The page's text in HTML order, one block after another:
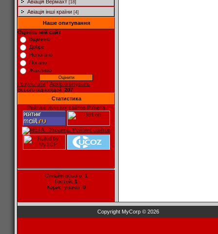
Авіація Вермахт [18]
Авіація інші країни [4]
Наше опитування
Оцініть мій сайт
Відмінно
Добре
Непогано
Погано
Жахливо
Результати | Архів опитувань
Всього відповідей: 207
Статистика
Рейтинг лучших сайтов РУнета
Онлайн всього: 1
Гостей: 1
Користувачів: 0
Copyright MyCorp © 2026